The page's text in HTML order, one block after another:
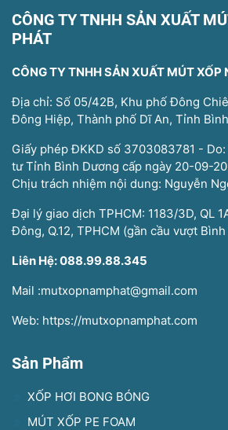
CÔNG TY TNHH SẢN XUẤT
PHÁT
CÔNG TY TNHH SẢN XUẤT MÚT XỐP
Địa chỉ: Số 05/42B, Khu phố Đông
Đông Hiệp, Thành phố Dĩ An, Tỉnh
Giấy phép ĐKKD số 3703083781 -
tư Tỉnh Bình Dương cấp ngày 20-09-
Chịu trách nhiệm nội dung: Nguyễn
Đại lý giao dịch TPHCM: 1183/3D, QL
Đông, Q.12, TPHCM (gần cầu vượt
Liên Hệ: 088.99.88.345
Mail :mutxopnamphat@gmail.com
Web: https://mutxopnamphat.com
Sản Phẩm
XỐP HƠI BONG BÓNG
MÚT XỐP PE FOAM